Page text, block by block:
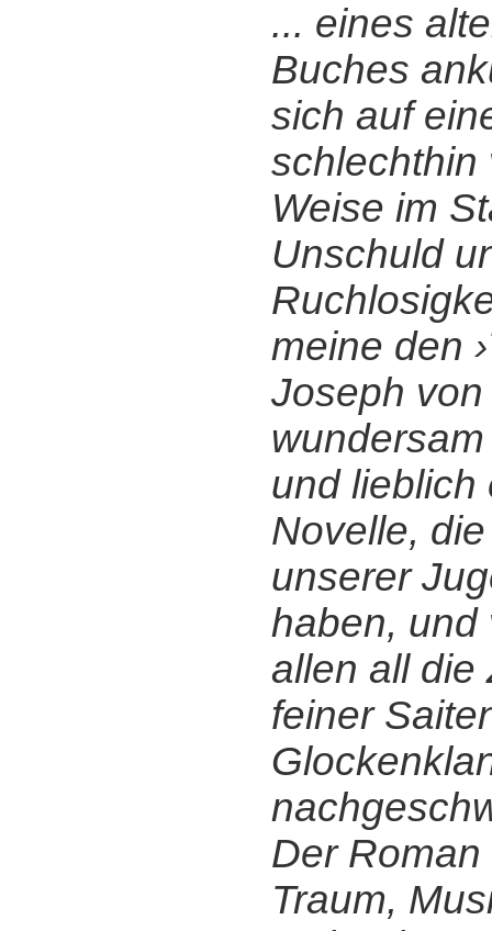
... eines
Buches
sich auf
schlechthin
Weise im
Unschuld
meine den
Joseph
und lieblich
Novelle,
unserer
haben, und
allen all die
feiner
Der
Traum,